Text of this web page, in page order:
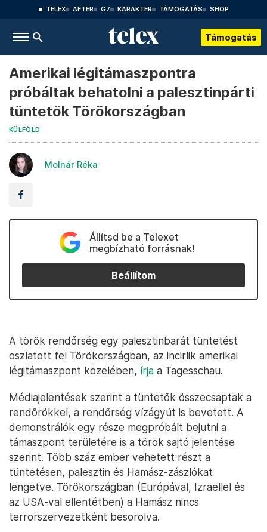
TELEX AFTER G7 KARAKTER TÁMOGATÁS SHOP
Támogatás
Amerikai légitámaszpontra
próbáltak behatolni a palesztinpárti
tüntetők Törökországban
KÜLFÖLD
Molnár Réka
Állítsd be a Telexet
megbízható forrásnak!
Beállítom
A török rendőrség egy palesztinbarát tüntetést
oszlatott fel Törökországban, az incirlik amerikai
légitámaszpont közelében, írja a Tagesschau.
Médiajelentések szerint a tüntetők összecsaptak a
rendőrökkel, a rendőrség vízágyút is bevetett. A
demonstrálók egy része megpróbált bejutni a
támaszpont területére is a török sajtó jelentése
szerint. Több száz ember vehetett részt a
tüntetésen, palesztin és Hamász-zászlókat
lengetve. Törökországban (Európával, Izraellel és
az USA-val ellentétben) a Hamász nincs
terrorszervezetként besorolva.